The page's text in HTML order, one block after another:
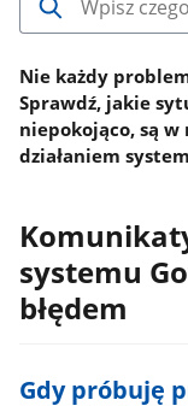
Nie każdy
Sprawdź, jakie
niepokojąco, są
działaniem
systemu
błędem
Gdy próbuję